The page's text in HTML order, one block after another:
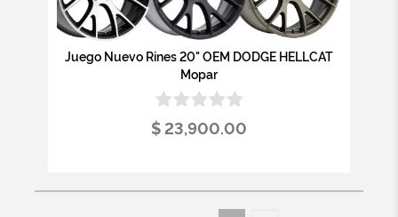
Juego Nuevo Rines 20" OEM DODGE HELLCAT
Mopar
$ 23,900.00